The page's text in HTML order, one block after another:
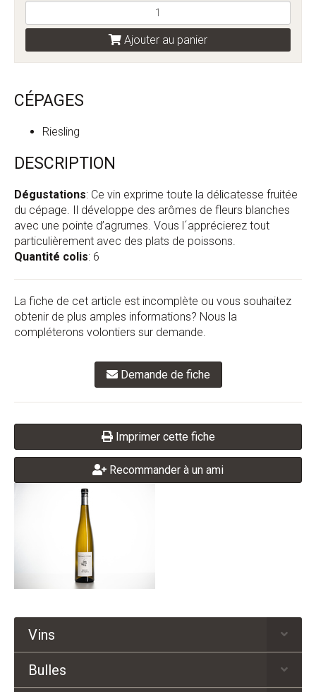
Ajouter au panier
CÉPAGES
Riesling
DESCRIPTION
Dégustations: Ce vin exprime toute la délicatesse fruitée
du cépage. Il développe des arômes de fleurs blanches
avec une pointe d’agrumes. Vous l´apprécierez tout
particulièrement avec des plats de poissons.
Quantité colis: 6
La fiche de cet article est incomplète ou vous souhaitez
obtenir de plus amples informations? Nous la
compléterons volontiers sur demande.
Demande de fiche
Imprimer cette fiche
Recommander à un ami
Vins
Bulles